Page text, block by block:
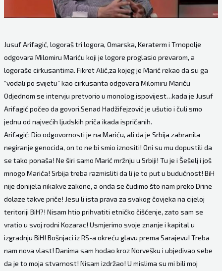
Jusuf Arifagić, logoraš tri logora, Omarska, Keraterm i Trnopolje
odgovara Milomiru Mariću koji je logore proglasio prevarom, a
logoraše cirkusantima. Fikret Alić,za kojeg je Marić rekao da su ga
“vodali po svijetu” kao cirkusanta odgovara Milomiru Mariću
Odjednom se intervju pretvorio u monolog,ispovijest…kada je Jusuf
Arifagić počeo da govori,Senad Hadžifejzović je ušutio i čuli smo
jednu od najvećih ljudskih priča ikada ispričanih.
Arifagić: Dio odgovornosti je na Mariću, ali da je Srbija zabranila
negiranje genocida, on to ne bi smio iznositi! Oni su mu dopustili da
se tako ponaša! Ne širi samo Marić mržnju u Srbiji! Tu je i Šešelj i još
mnogo Marića! Srbija treba razmisliti da li je to put u budućnost! BiH
nije donijela nikakve zakone, a onda se čudimo što nam preko Drine
dolaze takve priče! Jesu li ista prava za svakog čovjeka na cijeloj
teritoriji BiH?! Nisam htio prihvatiti etničko čišćenje, zato sam se
vratio u svoj rodni Kozarac! Usmjerimo svoje znanje i kapital u
izgradnju BiH! Bošnjaci iz RS-a okreću glavu prema Sarajevu! Treba
nam nova vlast! Danima sam hodao kroz Norvešku i ubjeđivao sebe
da je to moja stvarnost! Nisam izdržao! U mislima su mi bili moj